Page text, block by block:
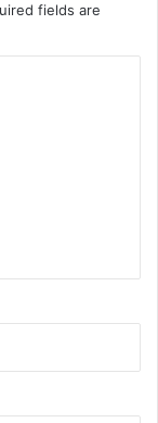
fields are